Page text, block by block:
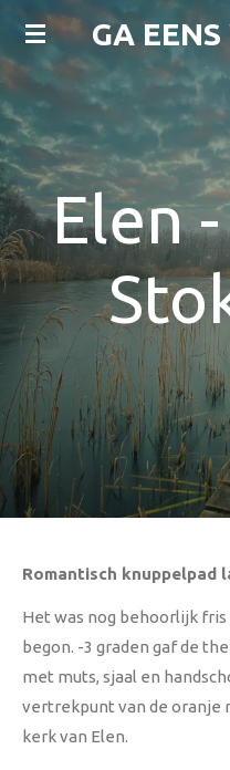
Ga
direct
de
hoofdinhoud
GA
Elen
Romantisch knuppelpad
Het was nog behoorlijk
begon. -3 graden gaf de
met muts, sjaal en
vertrekpunt van de oranje
kerk van Elen.